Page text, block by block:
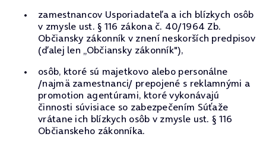
zamestnancov Usporiadateľa a ich blízkych osôb
v zmysle ust. § 116 zákona č. 40/1964 Zb.
Občiansky zákonník v znení neskorších predpisov
(ďalej len „Občiansky zákonník"),
osôb, ktoré sú majetkovo alebo personálne
/najmä zamestnanci/ prepojené s reklamnými a
promotion agentúrami, ktoré vykonávajú
činnosti súvisiace so zabezpečením Súťaže
vrátane ich blízkych osôb v zmysle ust. § 116
Občianskeho zákonníka.